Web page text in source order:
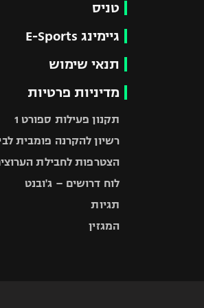
טניס
גיימינג E-Sports
תנאי שימוש
מדיניות פרטיות
תקנון פעילות ספורט 1
רשיון להקרנה פומבית
הצטרפות לחבילת
לוח דרושים – ג'ובנט
תגיות
המגזין